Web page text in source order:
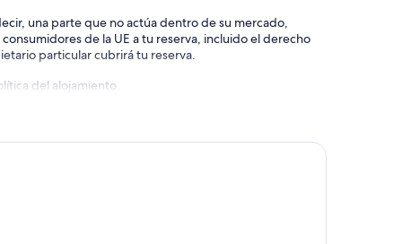
una parte que no actúa dentro de su mercado,
de la UE a tu reserva, incluido el derecho
particular cubrirá tu reserva.
del alojamiento.